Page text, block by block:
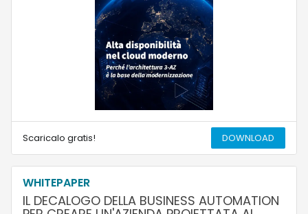
Scaricalo gratis! DOWNLOAD
WHITEPAPER
IL DECALOGO DELLA BUSINESS AUTOMATION